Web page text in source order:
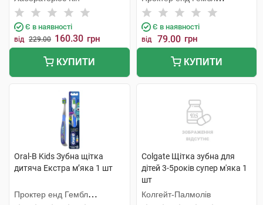
Є в наявності
від 229.00 160.30 грн
КУПИТИ
Меньюфекчурінг
Є в наявності
від 79.00 грн
КУПИТИ
Oral-B Kids Зубна щітка
дитяча Екстра м’яка 1 шт
Проктер енд Гембл
Colgate Щітка зубна для
дітей 3-5років супер м'яка 1
шт
Колгейт-Палмолів